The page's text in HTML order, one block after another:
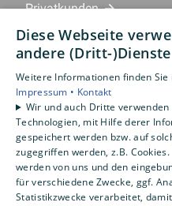
Privatkunden
Gewerbekunden
Karriere
Unternehmen
Standorte
Emlichheim
Diese Webseite
andere (Dritt-)Dienste
Weitere Informationen finden Sie
Impressum • Kontakt
Wir und auch Dritte
Technologien, mit Hilfe derer
gespeichert werden bzw. auf
zugegriffen werden, z.B.
werden von uns und den
für verschiedene Zwecke, ggf.
Statistikzwecke verarbeitet,